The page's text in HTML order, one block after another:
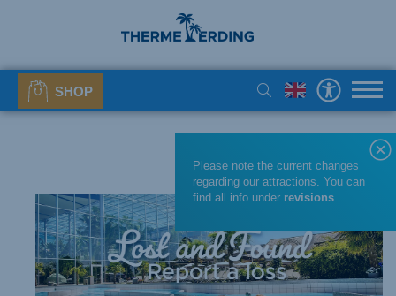
SHOP
Please note the current changes
regarding our attractions. You can
find all info under revisions.